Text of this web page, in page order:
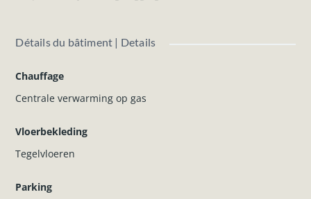
informatie.
Détails du bâtiment | Details
Chauffage
Centrale verwarming op gas
Vloerbekleding
Tegelvloeren
Parking